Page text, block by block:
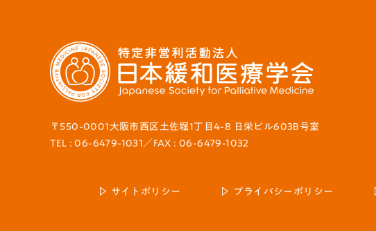
〒550-0001大阪市西区土佐堀1丁目4-8 日栄ビル603B号室
TEL : 06-6479-1031／FAX : 06-6479-1032
サイトポリシー プライバシーポリシー